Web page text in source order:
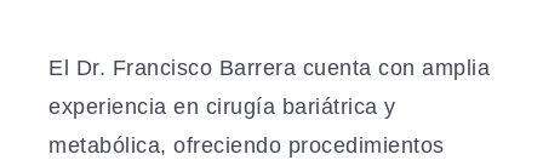
El Dr. Francisco Barrera cuenta con amplia
experiencia en cirugía bariátrica y
metabólica, ofreciendo procedimientos